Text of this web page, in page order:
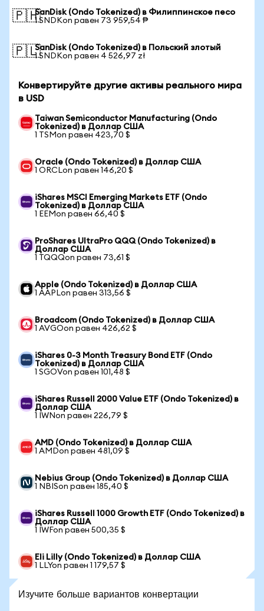
🇵🇭SanDisk (Ondo Tokenized) в Филиппинское песо
1 SNDKon равен 73 959,54 ₱
🇵🇱SanDisk (Ondo Tokenized) в Польский злотый
1 SNDKon равен 4 526,97 zł
Конвертируйте другие активы реального мира
в USD
Taiwan Semiconductor Manufacturing (Ondo
Tokenized) в Доллар США
1 TSMon равен 423,70 $
Oracle (Ondo Tokenized) в Доллар США
1 ORCLon равен 146,20 $
iShares MSCI Emerging Markets ETF (Ondo
Tokenized) в Доллар США
1 EEMon равен 66,40 $
ProShares UltraPro QQQ (Ondo Tokenized) в
Доллар США
1 TQQQon равен 73,61 $
Apple (Ondo Tokenized) в Доллар США
1 AAPLon равен 313,56 $
Broadcom (Ondo Tokenized) в Доллар США
1 AVGOon равен 426,62 $
iShares 0-3 Month Treasury Bond ETF (Ondo
Tokenized) в Доллар США
1 SGOVon равен 101,48 $
iShares Russell 2000 Value ETF (Ondo Tokenized) в
Доллар США
1 IWNon равен 226,79 $
AMD (Ondo Tokenized) в Доллар США
1 AMDon равен 481,09 $
Nebius Group (Ondo Tokenized) в Доллар США
1 NBISon равен 185,40 $
iShares Russell 1000 Growth ETF (Ondo Tokenized) в
Доллар США
1 IWFon равен 500,35 $
Eli Lilly (Ondo Tokenized) в Доллар США
1 LLYon равен 1 179,57 $
Изучите больше вариантов конвертации